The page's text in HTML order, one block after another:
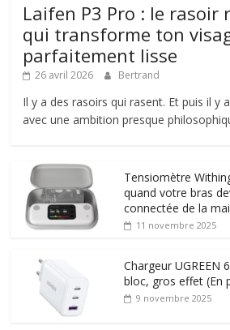
Laifen P3 Pro : le rasoir
qui transforme ton
parfaitement lisse
26 avril 2026 Bertrand
Il y a des rasoirs qui rasent. Et puis il y
avec une ambition presque
Tensiomètre
quand votre bras
connectée de la
11 novembre 2025
Chargeur UGREEN
bloc, gros effet (En
9 novembre 2025